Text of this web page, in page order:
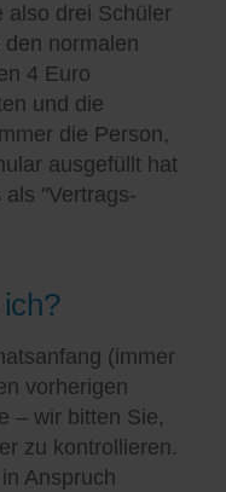
also drei Schüler
normalen
4 Euro
und die
die Person,
ausgefüllt hat
"Vertrags-
(immer
vorherigen
– wir bitten Sie,
zu kontrollieren.
Anspruch